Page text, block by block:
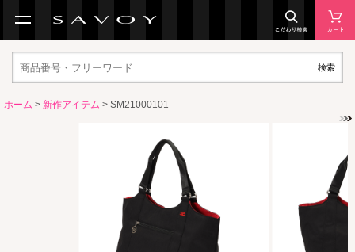
検索
ホーム > 新作アイテム > SM21000101